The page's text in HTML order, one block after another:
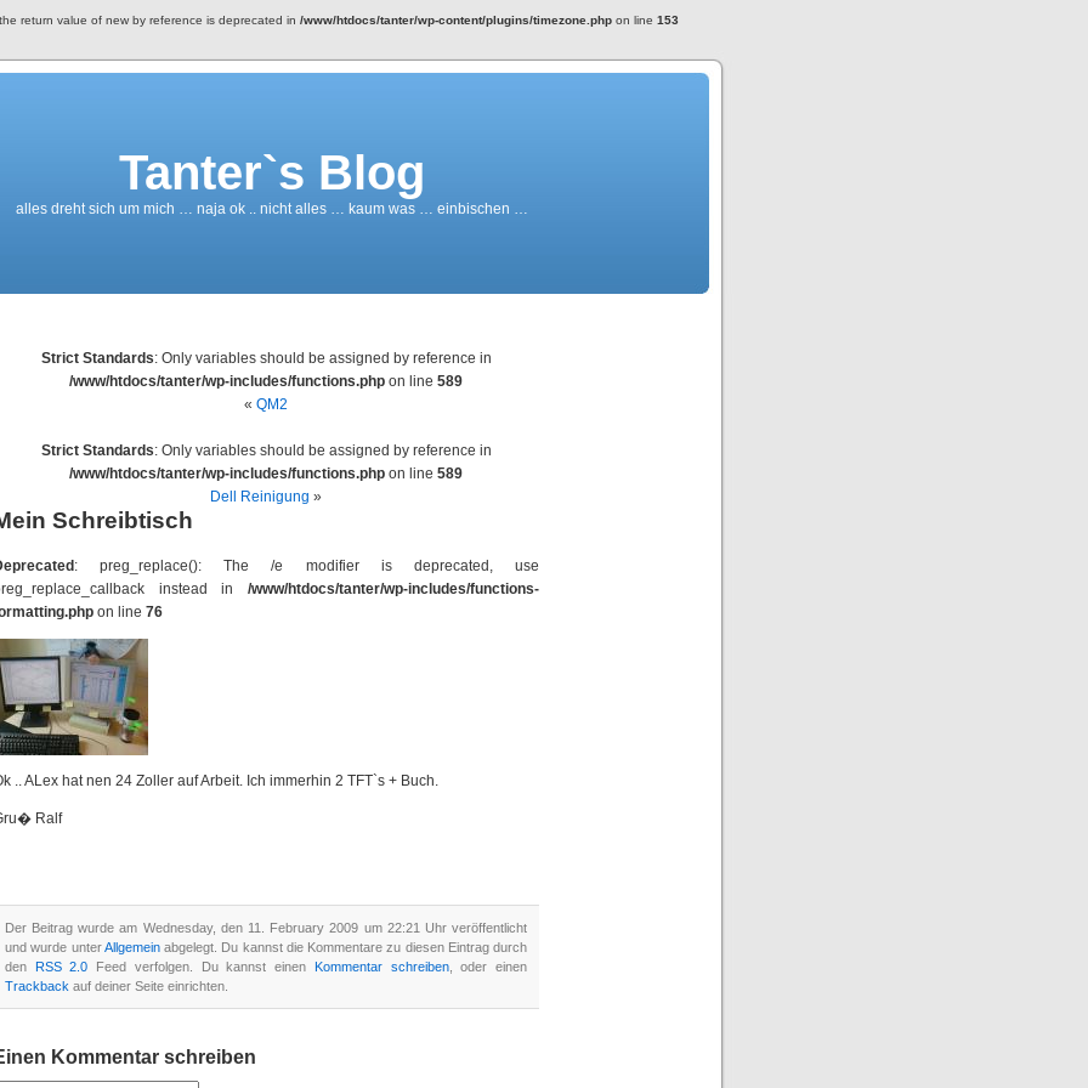
return value of new by reference is deprecated in /www/htdocs/tanter/wp-content/plugins/timezone.phpon line 153
Tanter`s Blog
alles dreht sich um mich … naja ok .. nicht alles … kaum was … einbischen …
Strict Standards: Only variables should be assigned by reference in
/www/htdocs/tanter/wp-includes/functions.php on line 589
« QM2
Strict Standards: Only variables should be assigned by reference in
/www/htdocs/tanter/wp-includes/functions.php on line 589
Dell Reinigung »
Schreibtisch
: preg_replace(): The /e modifier is deprecated, use
instead in /www/htdocs/tanter/wp-includes/functions-
on line 76
.. ALex hat nen 24 Zoller auf Arbeit. Ich immerhin 2 TFT`s + Buch.
Ralf
Der Beitrag wurde am Wednesday, den 11. February 2009 um 22:21 Uhr veröffentlicht
und wurde unterAllgemeinabgelegt. Du kannst die Kommentare zu diesen Eintrag durch
den RSS 2.0 Feed verfolgen. Du kannst einen Kommentar schreiben, oder einen
Trackback auf deiner Seite einrichten.
Kommentar schreiben